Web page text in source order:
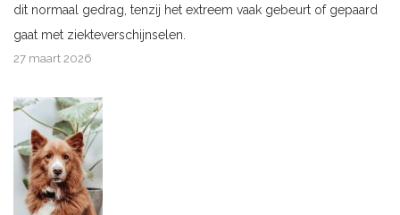
dit normaal gedrag, tenzij het extreem vaak gebeurt of gepaard
gaat met ziekteverschijnselen.
27 maart 2026